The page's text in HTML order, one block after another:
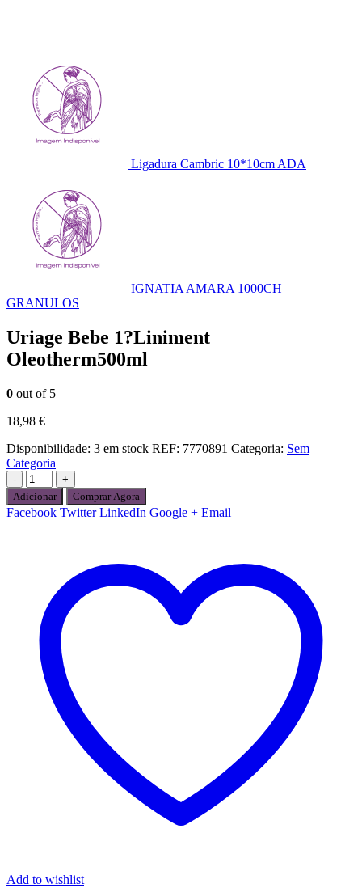
Ligadura Cambric 10*10cm ADA
IGNATIA AMARA 1000CH –
GRANULOS
Uriage Bebe 1?Liniment
Oleotherm500ml
0 out of 5
18,98 €
Disponibilidade: 3 em stock REF: 7770891 Categoria: Sem
Categoria
-
+
Adicionar
Comprar Agora
Facebook Twitter LinkedIn Google + Email
Add to wishlist